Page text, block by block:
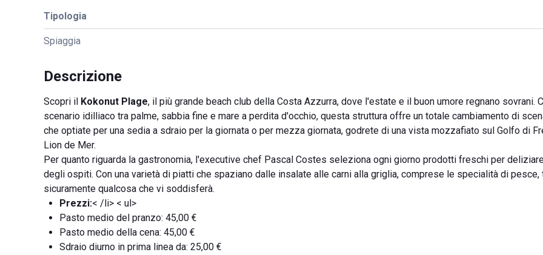
Tipologia
Spiaggia
Descrizione
Scopri il Kokonut Plage, il più grande beach club della Costa Azzurra, dove l'estate e il buon umore regnano sovrani.
scenario idilliaco tra palme, sabbia fine e mare a perdita d'occhio, questa struttura offre un totale cambiamento di
che optiate per una sedia a sdraio per la giornata o per mezza giornata, godrete di una vista mozzafiato sul Golfo di
Lion de Mer.
Per quanto riguarda la gastronomia, l'executive chef Pascal Costes seleziona ogni giorno prodotti freschi per
degli ospiti. Con una varietà di piatti che spaziano dalle insalate alle carni alla griglia, comprese le specialità di pesce,
sicuramente qualcosa che vi soddisferà.
Prezzi:< /li> < ul>
Pasto medio del pranzo: 45,00 €
Pasto medio della cena: 45,00 €
Sdraio diurno in prima linea da: 25,00 €